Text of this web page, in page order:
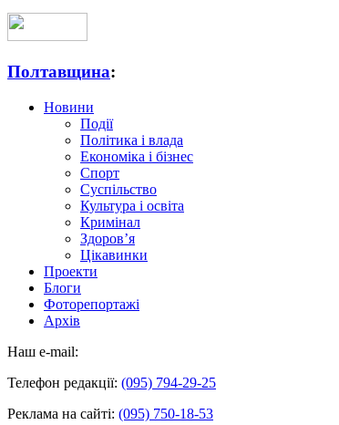
Полтавщина:
Новини
Події
Політика і влада
Економіка і бізнес
Спорт
Суспільство
Культура і освіта
Кримінал
Здоров’я
Цікавинки
Проекти
Блоги
Фоторепортажі
Архів
Наш e-mail:
Телефон редакції: (095) 794-29-25
Реклама на сайті: (095) 750-18-53